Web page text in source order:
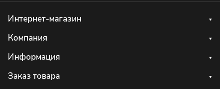
Интернет-магазин
Компания
Информация
Заказ товара